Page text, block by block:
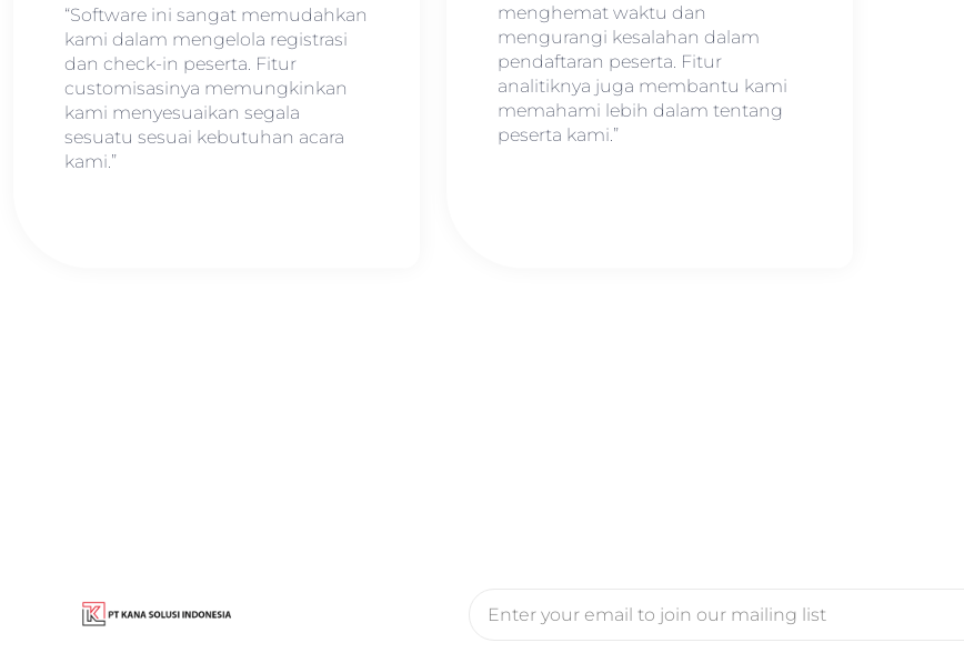
“Software ini sangat memudahkan
kami dalam mengelola registrasi
dan check-in peserta. Fitur
customisasinya memungkinkan
kami menyesuaikan segala
sesuatu sesuai kebutuhan acara
kami.”
menghemat waktu dan
mengurangi kesalahan dalam
pendaftaran peserta. Fitur
analitiknya juga membantu kami
memahami lebih dalam tentang
peserta kami.”